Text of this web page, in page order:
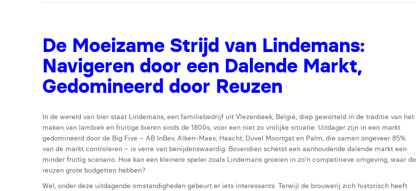
De Moeizame Strijd van Lindemans:
Navigeren door een Dalende Markt,
Gedomineerd door Reuzen
In de wereld van bier staat Lindemans, een familiebedrijf uit Vlezenbeek, België, diep geworteld in de traditie van het
maken van lambiek en fruitige bieren sinds de 1800s, voor een niet zo vrolijke situatie. Uitdager zijn in een markt
gedomineerd door de Big Five – AB InBev, Alken-Maes, Haacht, Duvel Moortgat en Palm, die samen ongeveer 85%
van de markt controleren – is verre van benijdenswaardig. Bovendien schetst een aanhoudende dalende markt een
minder fruitig scenario. Hoe kan een kleinere speler zoals Lindemans groeien in zo'n competitieve omgeving, waar de
reuzen grote budgetten hebben?
Wel, onder deze uitdagende omstandigheden gebeurt er iets interessants. Terwijl de brouwerij zich historisch heeft